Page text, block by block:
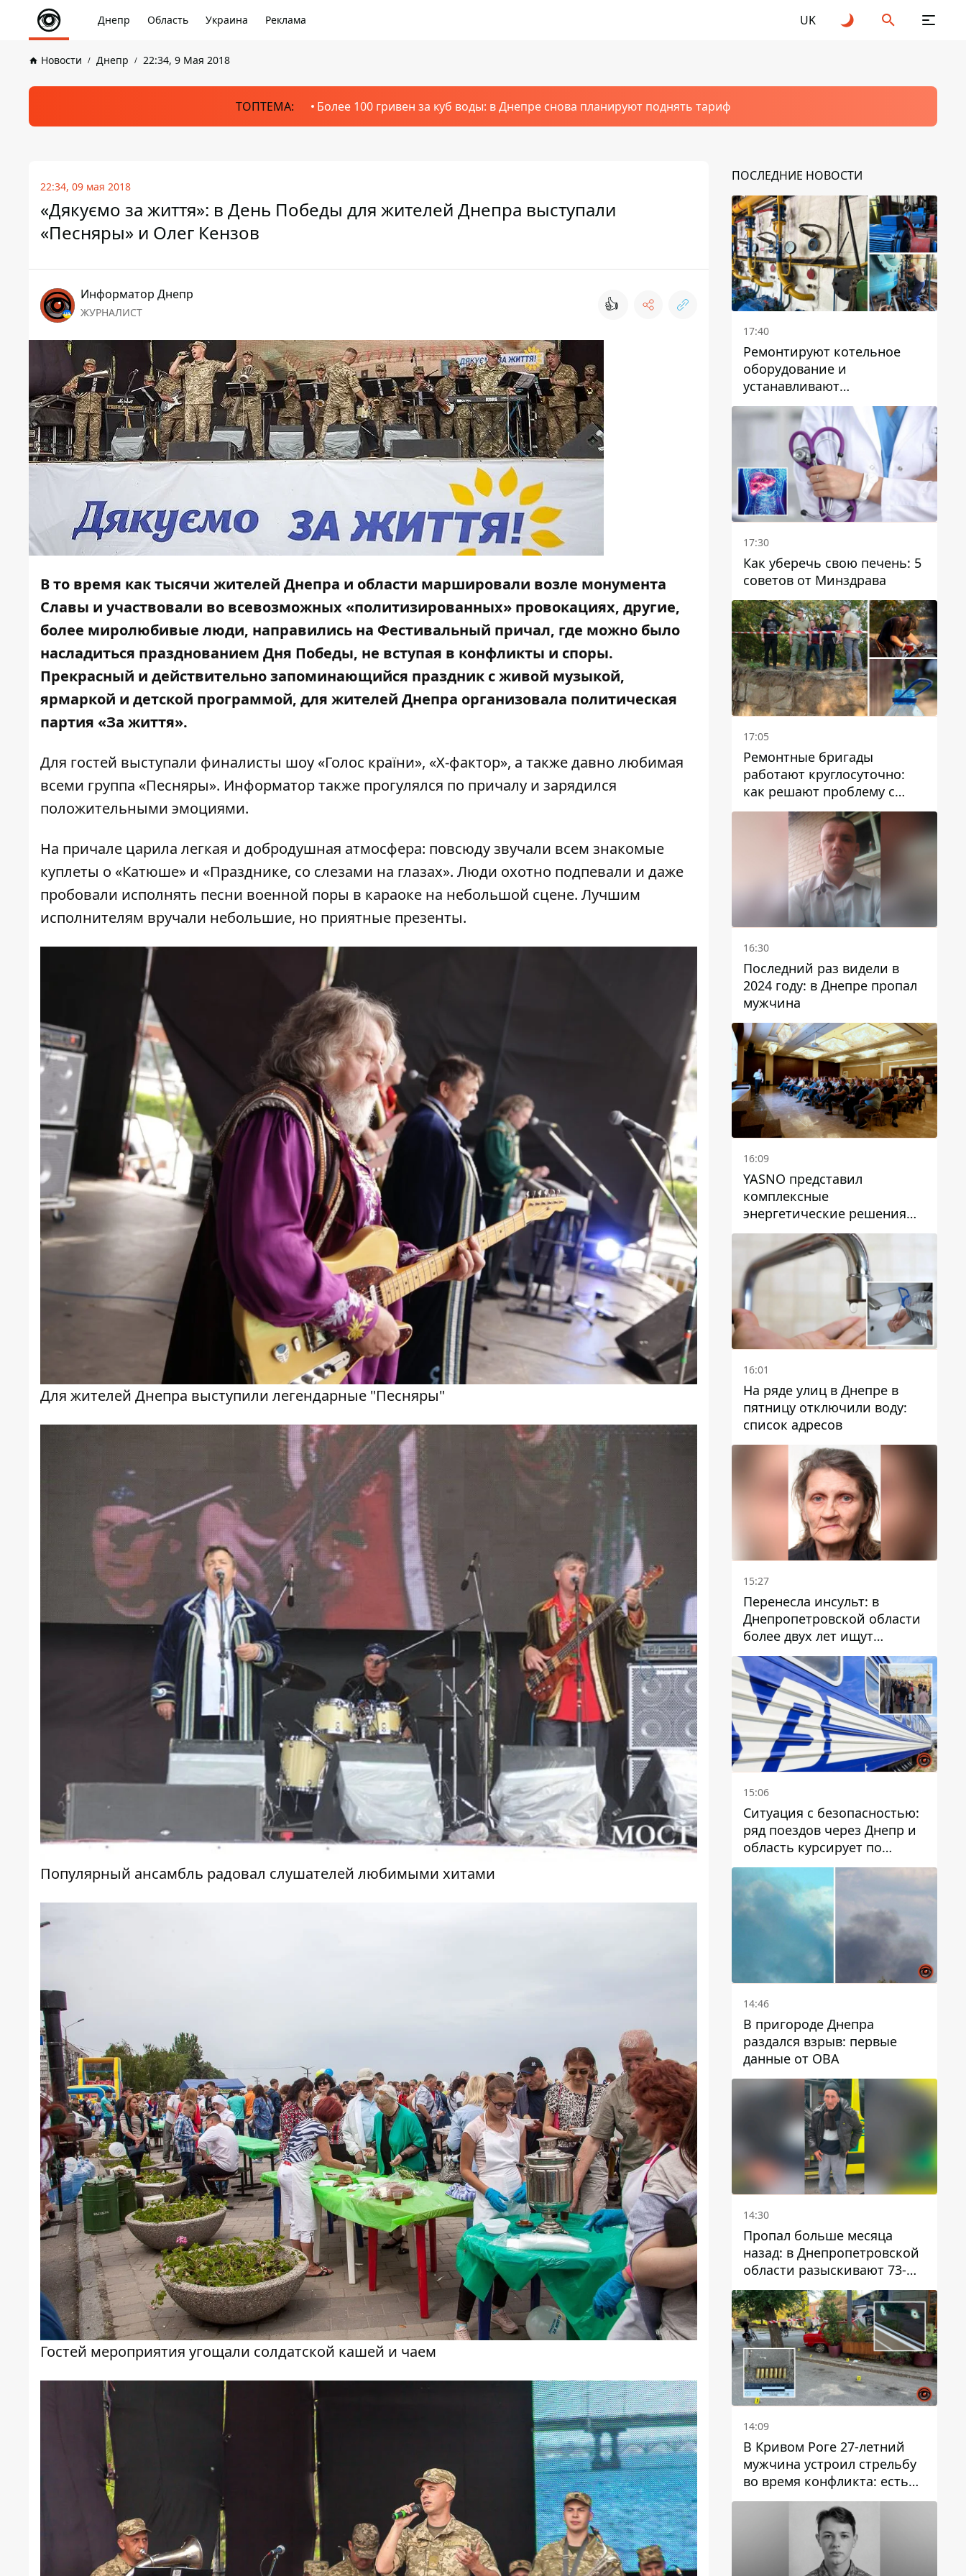
Днепр Область Украина Реклама UK
Новости Днепр 22:34, 9 Мая 2018
ТОПТЕМА: Более 100 гривен за куб воды: в Днепре снова планируют поднять тариф
22:34, 09 мая 2018
«Дякуємо за життя»: в День Победы для жителей Днепра выступали
«Песняры» и Олег Кензов
Информатор Днепр
ЖУРНАЛИСТ 👍
В то время как тысячи жителей Днепра и области маршировали возле монумента
Славы и участвовали во всевозможных «политизированных» провокациях, другие,
более миролюбивые люди, направились на Фестивальный причал, где можно было
насладиться празднованием Дня Победы, не вступая в конфликты и споры.
Прекрасный и действительно запоминающийся праздник с живой музыкой,
ярмаркой и детской программой, для жителей Днепра организовала политическая
партия «За життя».
Для гостей выступали финалисты шоу «Голос країни», «Х-фактор», а также давно любимая
всеми группа «Песняры». Информатортакже прогулялся по причалу и зарядился
положительными эмоциями.
На причале царила легкая и добродушная атмосфера: повсюду звучали всем знакомые
куплеты о «Катюше» и «Празднике, со слезами на глазах». Люди охотно подпевали и даже
пробовали исполнять песни военной поры в караоке на небольшой сцене. Лучшим
исполнителям вручали небольшие, но приятные презенты.
Для жителей Днепра выступили легендарные "Песняры"
Популярный ансамбль радовал слушателей любимыми хитами
Гостей мероприятия угощали солдатской кашей и чаем
ПОСЛЕДНИЕ НОВОСТИ
17:40
Ремонтируют котельное
оборудование и
устанавливают
генераторные установки:
как в Днепре готовятся к
отопительному сезону
17:30
Как уберечь свою печень: 5
советов от Минздрава
17:05
Ремонтные бригады
работают круглосуточно:
как решают проблему с
водой в Марганецкой
громаде
16:30
Последний раз видели в
2024 году: в Днепре пропал
мужчина
16:09
YASNO представил
комплексные
энергетические решения
для бизнеса в Днепре
16:01
На ряде улиц в Днепре в
пятницу отключили воду:
список адресов
15:27
Перенесла инсульт: в
Днепропетровской области
более двух лет ищут
пропавшую женщину
15:06
Ситуация с безопасностью:
ряд поездов через Днепр и
область курсирует по
измененному маршруту, а
часть пути заменили
автобусами и электричками
14:46
В пригороде Днепра
раздался взрыв: первые
данные от ОВА
14:30
Пропал больше месяца
назад: в Днепропетровской
области разыскивают 73-
летнего мужчину
14:09
В Кривом Роге 27-летний
мужчина устроил стрельбу
во время конфликта: есть
раненый